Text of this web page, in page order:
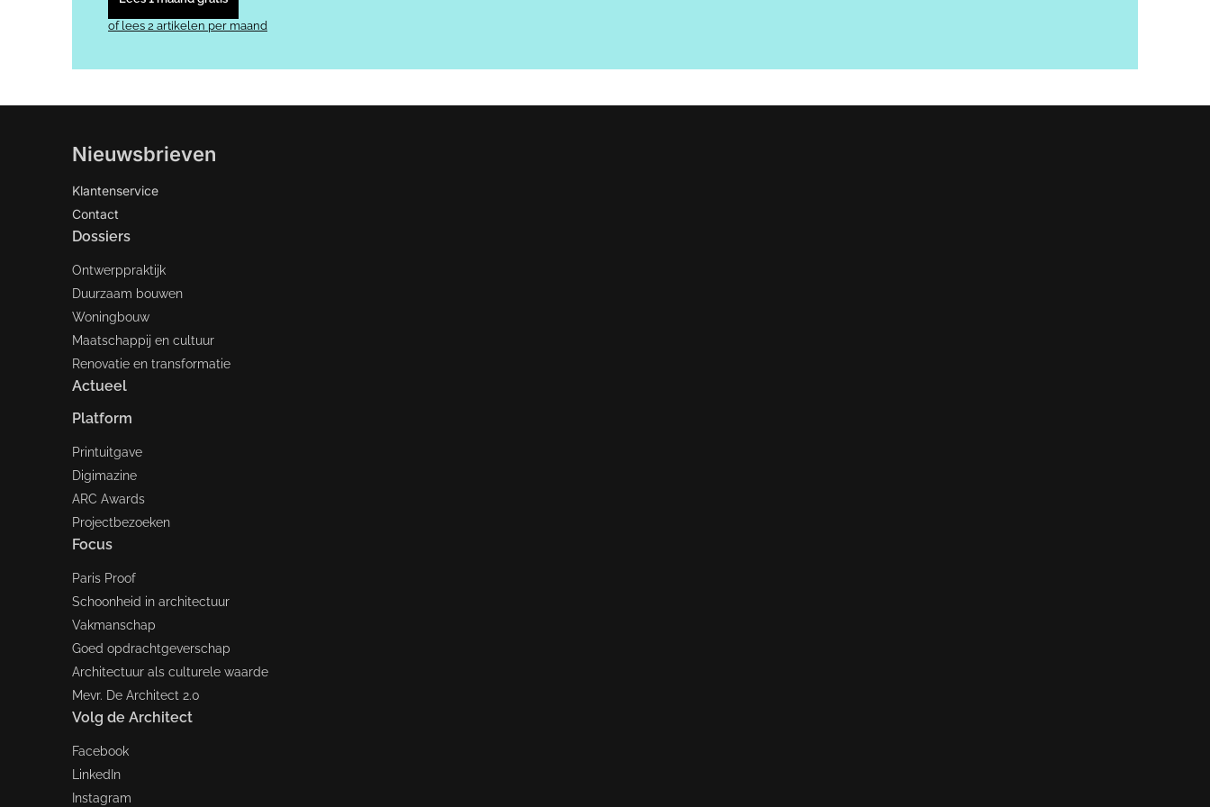
of lees 2 artikelen per maand
Nieuwsbrieven
Klantenservice
Contact
Dossiers
Ontwerppraktijk
Duurzaam bouwen
Woningbouw
Maatschappij en cultuur
Renovatie en transformatie
Actueel
Platform
Printuitgave
Digimazine
ARC Awards
Projectbezoeken
Focus
Paris Proof
Schoonheid in architectuur
Vakmanschap
Goed opdrachtgeverschap
Architectuur als culturele waarde
Mevr. De Architect 2.0
Volg de Architect
Facebook
LinkedIn
Instagram